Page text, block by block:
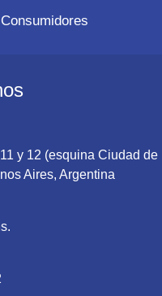
y 12 (esquina Ciudad de
Aires, Argentina